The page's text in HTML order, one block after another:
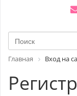
Главная Вход на